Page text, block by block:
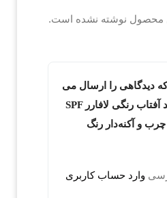
محصول نوشته نشده است.
که دیدگاهی را ارسال می
کنید برای “کرم ضد آفتاب رنگی لافارر SPF
و آکنه‌دار رنگ
وارد حساب کاربری